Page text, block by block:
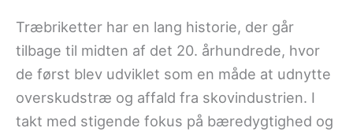
Træbriketter har en lang historie, der går
tilbage til midten af det 20. århundrede, hvor
de først blev udviklet som en måde at udnytte
overskudstræ og affald fra skovindustrien. I
takt med stigende fokus på bæredygtighed og